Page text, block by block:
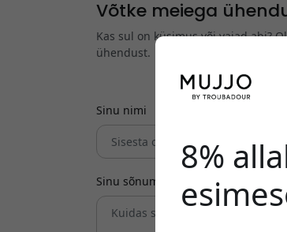
Võtke meiega
Kas sul on küsimus või vajad abi?
ühendust.
Sinu nimi
Sinu sõnum
8%